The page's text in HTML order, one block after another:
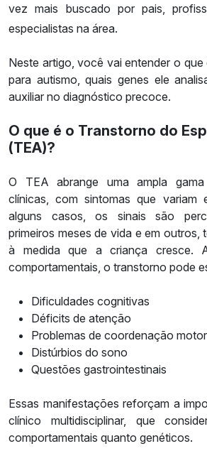
vez mais buscado por pais,
especialistas na área.
Neste artigo, você vai entender o
para autismo, quais genes ele
auxiliar no diagnóstico precoce.
O que é o Transtorno do
(TEA)?
O TEA abrange uma ampla
clínicas, com sintomas que variam
alguns casos, os sinais são
primeiros meses de vida e em outros,
à medida que a criança cresce.
comportamentais, o transtorno pode
Dificuldades cognitivas
Déficits de atenção
Problemas de coordenação
Distúrbios do sono
Questões gastrointestinais
Essas manifestações reforçam a
clínico multidisciplinar, que
comportamentais quanto genéticos.